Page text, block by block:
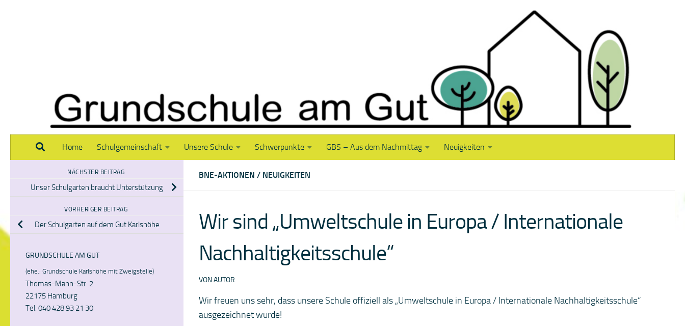
Home Schulgemeinschaft Unsere Schule Schwerpunkte GBS – Aus dem Nachmittag Neuigkeiten
BNE-AKTIONEN / NEUIGKEITEN
Wir sind „Umweltschule in Europa / Internationale
Nachhaltigkeitsschule“
VONAUTOR
Wir freuen uns sehr, dass unsere Schule offiziell als „Umweltschule in Europa / Internationale Nachhaltigkeitsschule“
ausgezeichnet wurde!
NÄCHSTER BEITRAG
Unser Schulgarten braucht Unterstützung
VORHERIGER BEITRAG
Der Schulgarten auf dem Gut Karlshöhe
GRUNDSCHULE AM GUT
(ehe.: Grundschule Karlshöhe mit Zweigstelle)
Thomas-Mann-Str. 2
22175 Hamburg
Tel. 040 428 93 21 30